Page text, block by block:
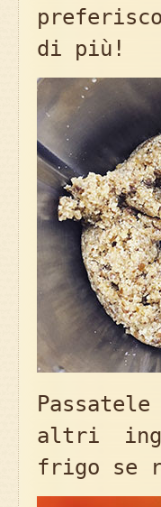
di più!
altri
frigo se